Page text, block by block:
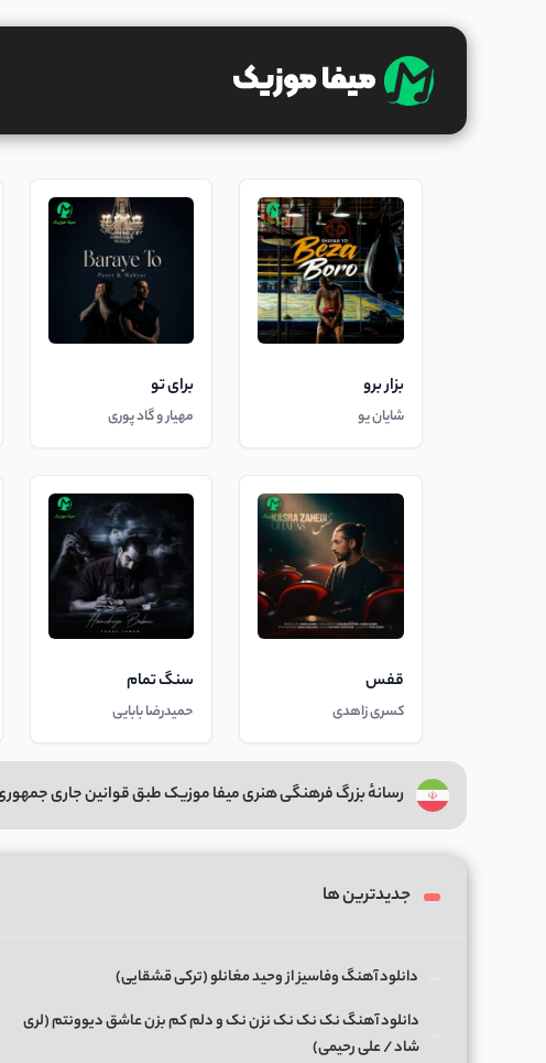
بزار برو
شایان یو
برای تو
مهیار و گاد پوری
قفس
کسری زاهدی
سنگ تمام
حمیدرضا بابایی
رسانهٔ بزرگ فرهنگی هنری میفا موزیک طبق قوانین جاری
جدیدترین ها
دانلود آهنگ وفاسیز از وحید مغانلو (ترکی قشقایی)
دانلود آهنگ نک نک نک نزن نک و دلم کم بزن عاشق دیوونتم (لری
شاد / علی رحیمی)